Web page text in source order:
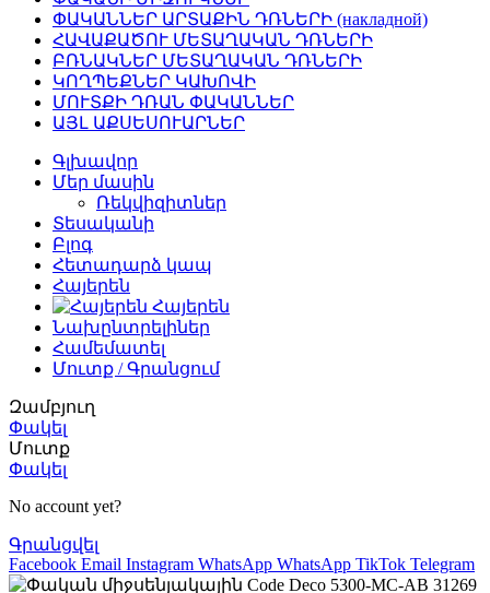
ՓԱԿԱՆՆԵՐ ԱՐՏԱՔԻՆ ԴՌՆԵՐԻ (накладной)
ՀԱՎԱՔԱԾՈՒ ՄԵՏԱՂԱԿԱՆ ԴՌՆԵՐԻ
ԲՌՆԱԿՆԵՐ ՄԵՏԱՂԱԿԱՆ ԴՌՆԵՐԻ
ԿՈՂՊԵՔՆԵՐ ԿԱԽՈՎԻ
ՄՈՒՏՔԻ ԴՌԱՆ ՓԱԿԱՆՆԵՐ
ԱՅԼ ԱՔՍԵՍՈՒԱՐՆԵՐ
Գլխավոր
Մեր մասին
Ռեկվիզիտներ
Տեսականի
Բլոգ
Հետադարձ կապ
Հայերեն
Հայերեն
Նախընտրելիներ
Համեմատել
Մուտք / Գրանցում
Զամբյուղ
Փակել
Մուտք
Փակել
No account yet?
Գրանցվել
Facebook Email Instagram WhatsApp WhatsApp TikTok Telegram